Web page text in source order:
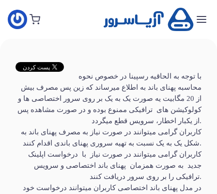
خانه
جدید
سفارش
سرور
مجازی
جدید
سفارش
سرور
اختصاصی
محاسبه پهنای باند به اطلاع میرساند که زین پس مصرف بیش
از 20 مگابیت یه صورت یک به یک بر روی سرور اختصاصی ها و
کولوکیشن های ترافیکی ممنوع بوده و در صورت مشاهده پس
از یکبار اخطار، سرویس قطع میگردد.
کاربران گرامی میتوانند در صورت نیاز به مصرف پهنای باند به
شکل یک به یک نسبت به تهیه سروری پهنای باندی اقدام کنند.
کاربران گرامی میتوانند در صورت نیاز با درخواست اپلینک
جدید به صورت همزمان پهنای باند اختصاصی و سرویس
ترافیکی را بر روی سرور دریافت کنند.
در مدل پهنای باند اختصاصی کاربران میتوانند درخواست خود